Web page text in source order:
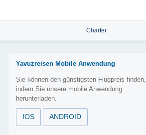
Charter
Yavuzreisen Mobile Anwendung
Sie können den günstigsten Flugpreis finden,
indem Sie unsere mobile Anwendung
herunterladen.
IOS ANDROID